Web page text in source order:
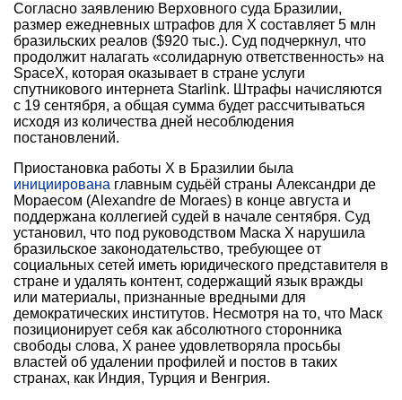
Согласно заявлению Верховного суда Бразилии,
размер ежедневных штрафов для X составляет 5 млн
бразильских реалов ($920 тыс.). Суд подчеркнул, что
продолжит налагать «солидарную ответственность» на
SpaceX, которая оказывает в стране услуги
спутникового интернета Starlink. Штрафы начисляются
с 19 сентября, а общая сумма будет рассчитываться
исходя из количества дней несоблюдения
постановлений.
Приостановка работы X в Бразилии была
инициирована главным судьёй страны Александри де
Мораесом (Alexandre de Moraes) в конце августа и
поддержана коллегией судей в начале сентября. Суд
установил, что под руководством Маска X нарушила
бразильское законодательство, требующее от
социальных сетей иметь юридического представителя в
стране и удалять контент, содержащий язык вражды
или материалы, признанные вредными для
демократических институтов. Несмотря на то, что Маск
позиционирует себя как абсолютного сторонника
свободы слова, X ранее удовлетворяла просьбы
властей об удалении профилей и постов в таких
странах, как Индия, Турция и Венгрия.